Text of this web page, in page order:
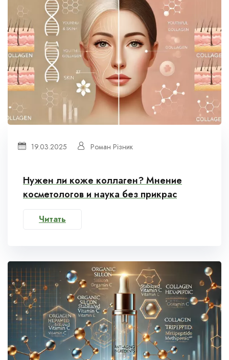
19.03.2025 Роман Різник
Нужен ли коже коллаген? Мнение
косметологов и наука без прикрас
Читать